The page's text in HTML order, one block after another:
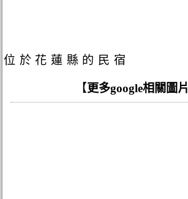
位於花蓮縣的民宿
【更多google相關圖片